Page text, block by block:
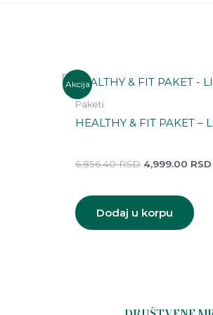
Akcija
Paketi
HEALTHY & FIT PAKET –
6,856.40RSD
Originalna
6,856.40 RSD.
4,999.00 RSD
Dodaj u korpu